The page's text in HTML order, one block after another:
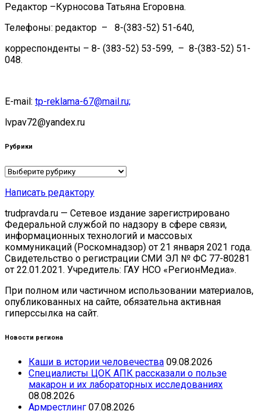
Редактор –Курносова Татьяна Егоровна.
Телефоны: редактор – 8-(383-52) 51-640,
корреспонденты – 8- (383-52) 53-599, – 8-(383-52) 51-
048.
E-mail: tp-reklama-67@mail.ru;
lvpav72@yandex.ru
Рубрики
Рубрики
Написать редактору
trudpravda.ru — Сетевое издание зарегистрировано
Федеральной службой по надзору в сфере связи,
информационных технологий и массовых
коммуникаций (Роскомнадзор) от 21 января 2021 года.
Свидетельство о регистрации СМИ ЭЛ № ФС 77-80281
от 22.01.2021. Учредитель: ГАУ НСО «РегионМедиа».
При полном или частичном использовании материалов,
опубликованных на сайте, обязательна активная
гиперссылка на сайт.
Новости региона
Каши в истории человечества 09.08.2026
Специалисты ЦОК АПК рассказали о пользе
макарон и их лабораторных исследованиях
08.08.2026
Армрестлинг 07.08.2026